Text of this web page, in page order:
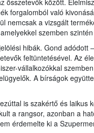
összetevők között.
forgalomból való
nemcsak a vizsgált
szemben
hibák. Gond adódott
feltüntetésével. Az
vállalkozókkal
A bírságok
is szakértő és laikus
a rangsor, azonban a
érdemelte ki a